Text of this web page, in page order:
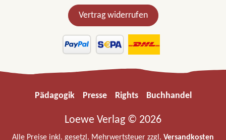
Vertrag widerrufen
Pädagogik Presse Rights Buchhandel
Loewe Verlag © 2026
Alle Preise inkl. gesetzl. Mehrwertsteuer zzgl. Versandkosten